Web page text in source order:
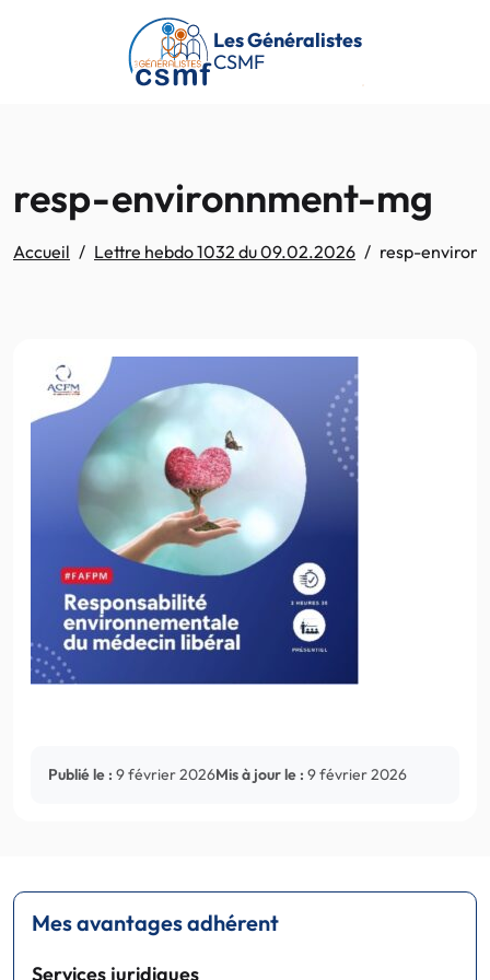
Passer au contenu principal
Les Généralistes
CSMF
resp-environnment-mg
Accueil Lettre hebdo 1032 du 09.02.2026 resp-
Publié le : 9 février 2026Mis à jour le : 9 février 2026
Mes avantages adhérent
Services juridiques